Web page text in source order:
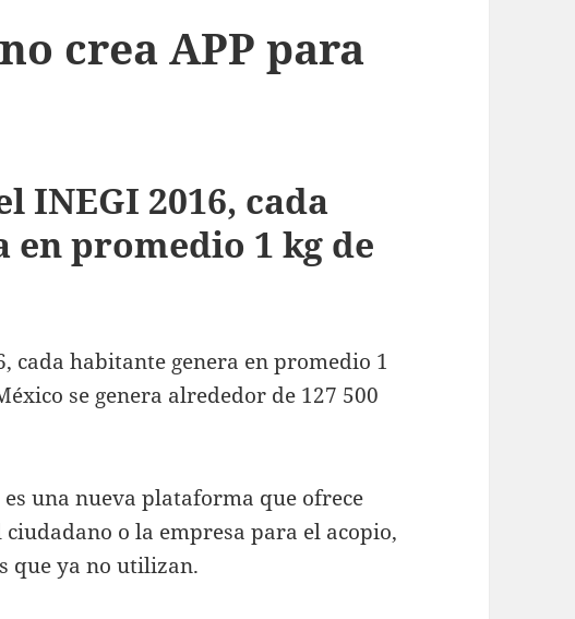
crea APP para
INEGI 2016, cada
en promedio 1 kg de
cada habitante genera en promedio 1
se genera alrededor de 127 500
es una nueva plataforma que ofrece
o la empresa para el acopio,
que ya no utilizan.